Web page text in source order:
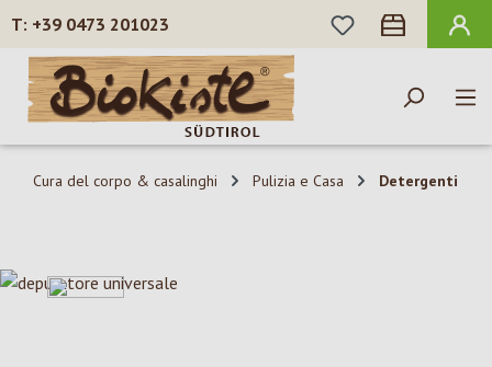
Passa al contenuto principale
+39 0473 201023
HAI 0 ARTICOLI
Cura del corpo & casalinghi Pulizia e Casa Detergenti
Salta la galleria di immagini